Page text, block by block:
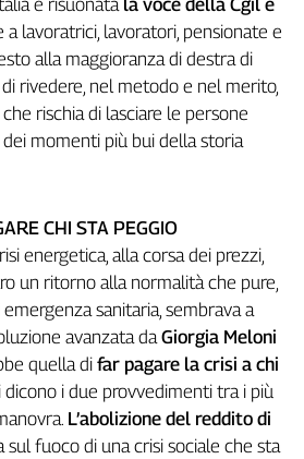
è risuonata la voce della Cgil e
a lavoratrici, lavoratori, pensionate e
alla maggioranza di destra di
rivedere, nel metodo e nel merito,
rischia di lasciare le persone
momenti più bui della storia
CHI STA PEGGIO
energetica, alla corsa dei prezzi,
un ritorno alla normalità che pure,
sanitaria, sembrava a
avanzata daGiorgia Meloni
quella di far pagare la crisi a chi
dicono i due provvedimenti tra i più
L’abolizione del reddito di
sul fuoco di una crisi sociale che sta